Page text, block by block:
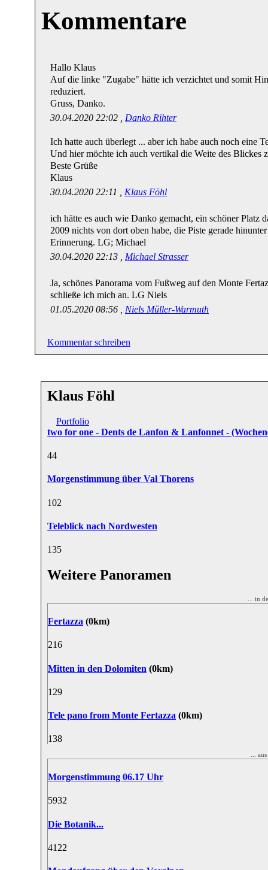
Kommentare
Hallo Klaus
Auf die linke "Zugabe" hätte ich verzichtet und somit
reduziert.
Gruss, Danko.
30.04.2020 22:02 , Danko Rihter
Ich hatte auch überlegt ... aber ich habe auch noch eine
Und hier möchte ich auch vertikal die Weite des Blickes
Beste Grüße
Klaus
30.04.2020 22:11 , Klaus Föhl
ich hätte es auch wie Danko gemacht, ein schöner Platz
2009 nichts von dort oben habe, die Piste gerade
Erinnerung. LG; Michael
30.04.2020 22:13 , Michael Strasser
Ja, schönes Panorama vom Fußweg auf den Monte
schließe ich mich an. LG Niels
01.05.2020 08:56 , Niels Müller-Warmuth
Kommentar schreiben
Klaus Föhl
Portfolio
two for one - Dents de Lanfon & Lanfonnet -
44
Morgenstimmung über Val Thorens
102
Teleblick nach Nordwesten
135
Weitere Panoramen
... in
Fertazza (0km)
216
Mitten in den Dolomiten (0km)
129
Tele pano from Monte Fertazza (0km)
138
...
Morgenstimmung 06.17 Uhr
5932
Die Botanik...
41 22